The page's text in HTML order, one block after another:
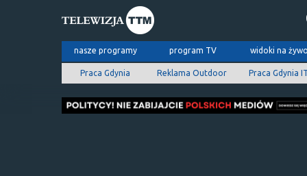
nasze programy program TV widoki na
Praca Gdynia Reklama Outdoor Praca Gdynia